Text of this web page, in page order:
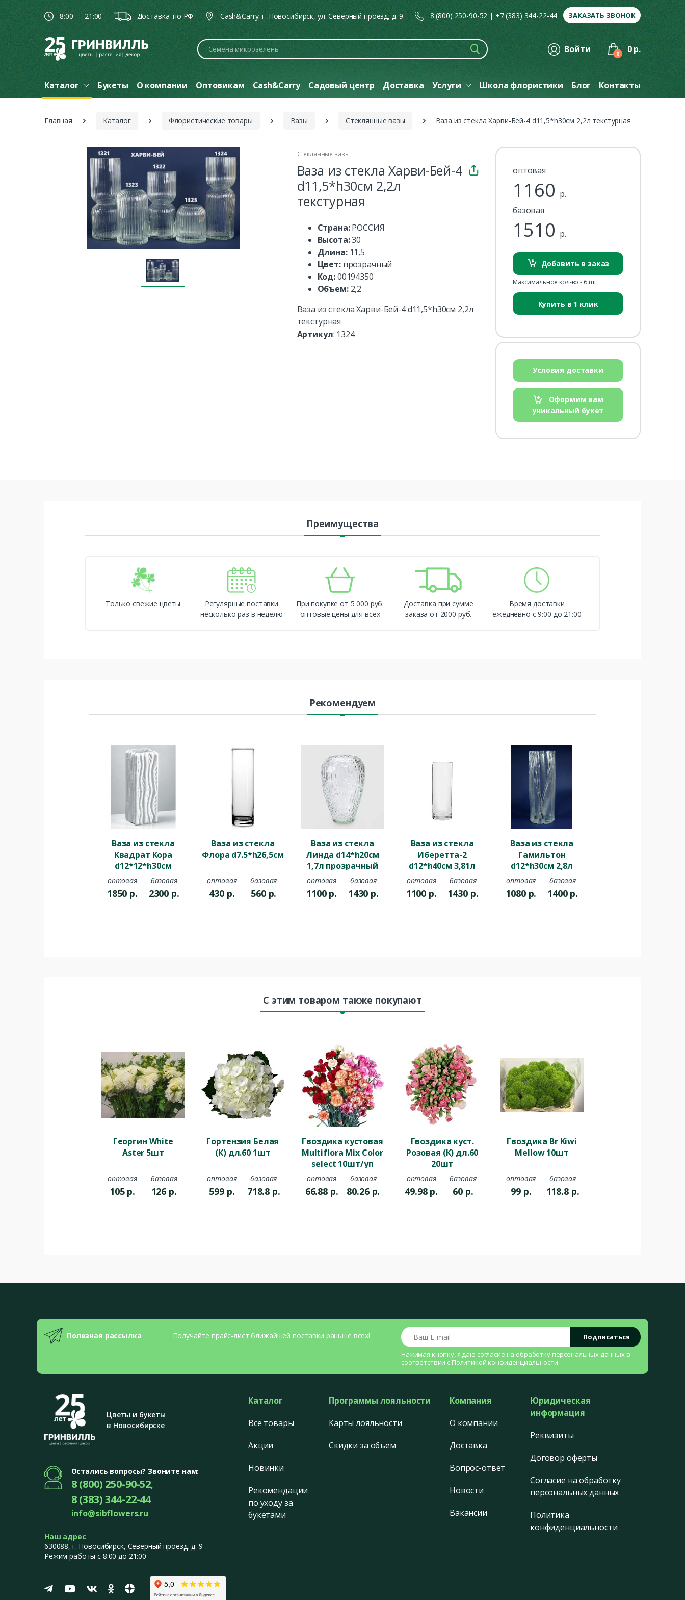
8:00 — 21:00 Доставка: по РФ Cash&Carry: г. Новосибирск, ул. Северный проезд, д. 9 8 (800) 250-90-52 | +7 (383) 344-22-44 ЗАКАЗАТЬ ЗВОНОК
Поиск Войти 0 0 р.
Каталог Букеты О компании Оптовикам Cash&Carry Садовый центр Доставка Услуги Школа флористики Блог Контакты
Главная Каталог Флористические товары Вазы Стеклянные вазы Ваза из стекла Харви-Бей-4 d11,5*h30см 2,2л текстурная
Стеклянные вазы
Ваза из стекла Харви-Бей-4
d11,5*h30см 2,2л
текстурная
Страна:РОССИЯ
Высота:30
Длина: 11,5
Цвет: прозрачный
Код:00194350
Объем: 2,2
Ваза из стекла Харви-Бей-4 d11,5*h30см 2,2л
текстурная
Артикул: 1324
оптовая
1160 р.
базовая
1510 р.
Добавить в заказ
Максимальное кол-во - 6 шт.
Купить в 1 клик
Условия доставки
Оформим вам
уникальный букет
Преимущества
Только свежие цветы
Регулярные поставки
несколько раз в неделю
При покупке от 5 000 руб.
оптовые цены для всех
Доставка при сумме
заказа от 2000 руб.
Время доставки
ежедневно с 9:00 до 21:00
Рекомендуем
Ваза из стекла
Квадрат Кора
d12*12*h30см
белый
оптовая
1850 р.
базовая
2300 р.
Ваза из стекла
Флора d7.5*h26,5см
оптовая
430 р.
базовая
560 р.
Ваза из стекла
Линда d14*h20см
1,7л прозрачный
оптовая
1100 р.
базовая
1430 р.
Ваза из стекла
Иберетта-2
d12*h40cм 3,81л
цилиндр
оптовая
1100 р.
базовая
1430 р.
Ваза из стекла
Гамильтон
d12*h30см 2,8л
текстурная
оптовая
1080 р.
базовая
1400 р.
С этим товаром также покупают
Георгин White
Aster 5шт
оптовая
105 р.
базовая
126 р.
Гортензия Белая
(К) дл.60 1шт
оптовая
599 р.
базовая
718.8 р.
Гвоздика кустовая
Multiflora Mix Color
select 10шт/уп
оптовая
66.88 р.
базовая
80.26 р.
Гвоздика куст.
Розовая (К) дл.60
20шт
оптовая
49.98 р.
базовая
60 р.
Гвоздика Br Kiwi
Mellow 10шт
оптовая
99 р.
базовая
118.8 р.
Полезная рассылка Получайте прайс-лист ближайшей поставки раньше всех! Ваш E-mail
Подписаться
Нажимая кнопку, я даю согласие на обработку персональных данныхв
соответствии с Политикой конфиденциальности
Цветы и букеты
в Новосибирске
Остались вопросы? Звоните нам:
8 (800) 250-90-52,
8 (383) 344-22-44
info@sibflowers.ru
Наш адрес
630088, г. Новосибирск, Северный проезд, д. 9
Режим работы с 8:00 до 21:00
Каталог
Все товары
Акции
Новинки
Рекомендации
по уходу за
букетами
Программы лояльности
Карты лояльности
Скидки за объем
Компания
О компании
Доставка
Вопрос-ответ
Новости
Вакансии
Юридическая
информация
Реквизиты
Договор оферты
Согласие на обработку
персональных данных
Политика
конфиденциальности